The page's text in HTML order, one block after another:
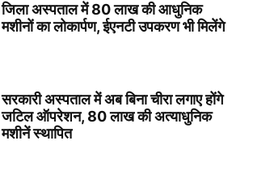
जिला अस्पताल में 80 लाख की आधुनिक
मशीनों का लोकार्पण, ईएनटी उपकरण भी मिलेंगे
सरकारी अस्पताल में अब बिना चीरा लगाए होंगे
जटिल ऑपरेशन, 80 लाख की अत्याधुनिक
मशीनें स्थापित